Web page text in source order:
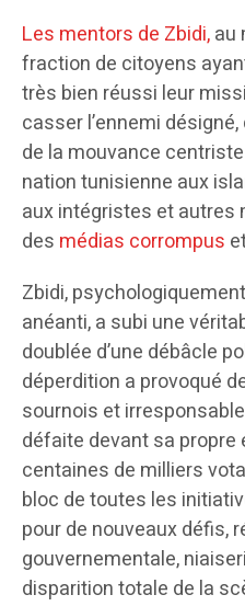
Les mentors de Zbidi,au
fraction de citoyens
très bien réussi leur
casser l’ennemi
de la mouvance
nation tunisienne aux
aux intégristes et autres
des médias corrompus
Zbidi,
anéanti, a subi une
doublée d’une débâcle
déperdition a provoqué
sournois et
défaite devant sa propre
centaines de milliers
bloc de toutes les
pour de nouveaux défis,
gouvernementale,
disparition totale de la